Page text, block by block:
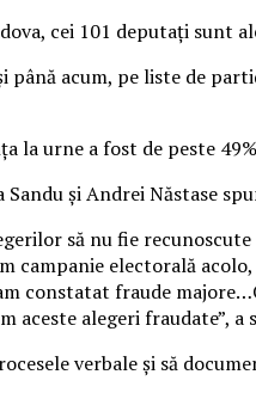
cei 101 deputaţi sunt
până acum, pe liste de
la urne a fost de peste
şi Andrei Năstase
să nu fie
campanie electorală
constatat fraude
alegeri fraudate”, a
verbale şi să